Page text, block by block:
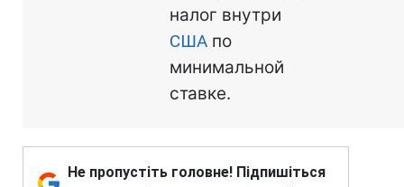
налог внутри
США по
минимальной
ставке.
Не пропустіть головне! Підпишіться